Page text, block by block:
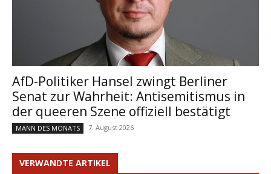
AfD-Politiker Hansel zwingt Berliner
Senat zur Wahrheit: Antisemitismus in
der queeren Szene offiziell bestätigt
MANN DES MONATS 7. August 2026
VERWANDTE ARTIKEL